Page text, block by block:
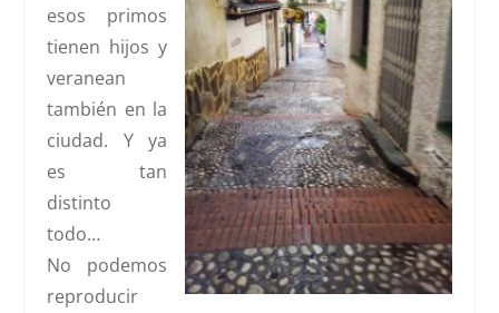
esos primos
tienen hijos y
veranean
también en la
ciudad. Y ya
es tan
distinto
todo…
No podemos
reproducir